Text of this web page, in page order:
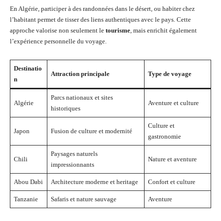
En Algérie, participer à des randonnées dans le désert, ou habiter chez
l’habitant permet de tisser des liens authentiques avec le pays. Cette
approche valorise non seulement le tourisme, mais enrichit également
l’expérience personnelle du voyage.
Destinatio
n
Attraction principale Type de voyage
Algérie
Parcs nationaux et sites
historiques
Aventure et culture
Japon Fusion de culture et modernité
Culture et
gastronomie
Chili
Paysages naturels
impressionnants
Nature et aventure
Abou Dabi Architecture moderne et heritage Confort et culture
Tanzanie Safaris et nature sauvage Aventure